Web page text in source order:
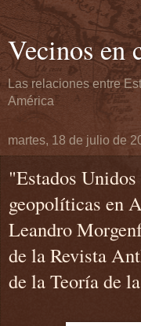
Vecinos en
Las relaciones entre
América
martes, 18 de julio de
"Estados
geopolíticas en
Leandro
de la Revista
de la Teoría de